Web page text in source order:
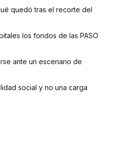
quedó tras el recorte del
los fondos de las PASO
ante un escenario de
social y no una carga